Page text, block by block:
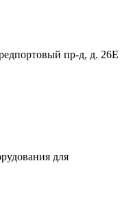
пр-д, д. 26Е
для